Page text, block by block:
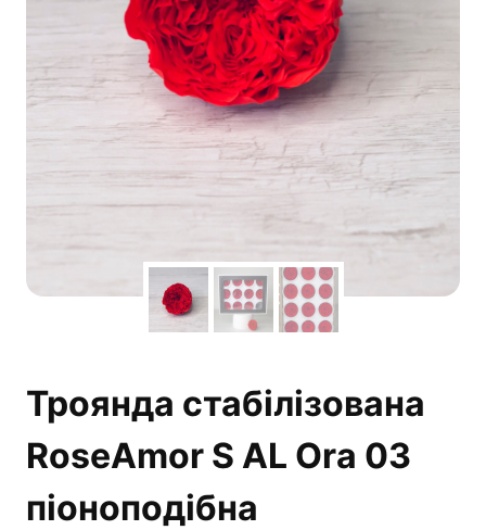
Троянда стабілізована
RoseAmor S AL Ora 03
піоноподібна